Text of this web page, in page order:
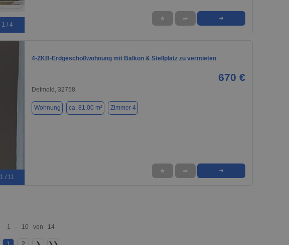
1 / 4
★ ➦ ➜
1 / 11
4-ZKB-Erdgeschoßwohnung mit Balkon & Stellplatz zu vermieten
670 €
Detmold, 32758
Wohnung ca. 81,00 m² Zimmer 4
★ ➦ ➜
1 - 10 von 14